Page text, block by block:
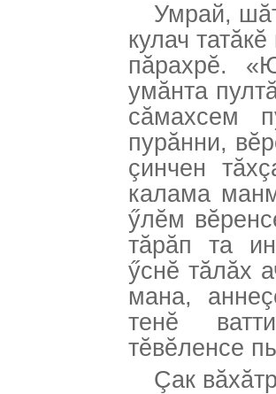
Умрай,
кулач
пăрахрĕ.
умăнта
сăмахсем
пурăнни,
çинчен
калама
ӳлĕм
тăрăп та
ӳснĕ тăлăх
мана,
тенĕ
тĕвĕленсе
Çак